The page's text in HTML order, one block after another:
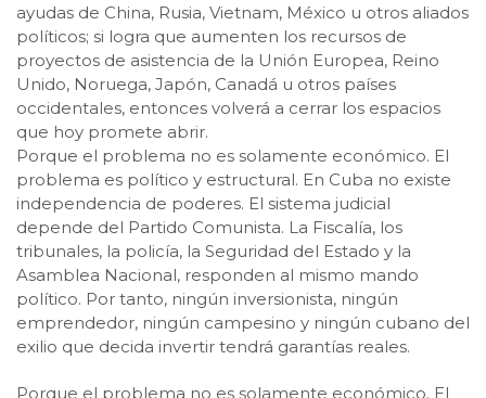
ayudas de China, Rusia, Vietnam, México u otros aliados
políticos; si logra que aumenten los recursos de
proyectos de asistencia de la Unión Europea, Reino
Unido, Noruega, Japón, Canadá u otros países
occidentales, entonces volverá a cerrar los espacios
que hoy promete abrir.
Porque el problema no es solamente económico. El
problema es político y estructural. En Cuba no existe
independencia de poderes. El sistema judicial
depende del Partido Comunista. La Fiscalía, los
tribunales, la policía, la Seguridad del Estado y la
Asamblea Nacional, responden al mismo mando
político. Por tanto, ningún inversionista, ningún
emprendedor, ningún campesino y ningún cubano del
exilio que decida invertir tendrá garantías reales.
Porque el problema no es solamente económico. El